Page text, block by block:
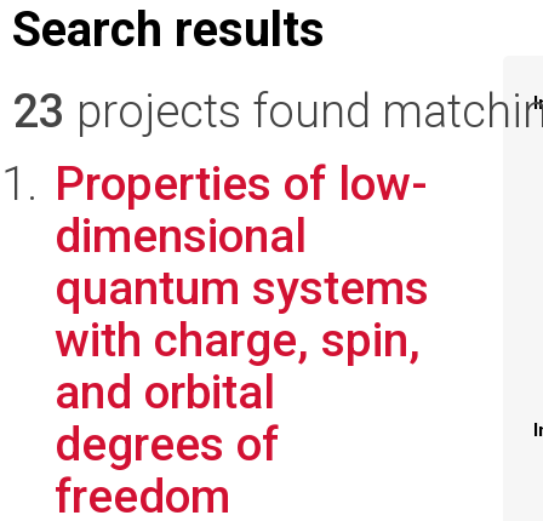
Search results
23 projects found
Properties of low-
dimensional
quantum systems
with charge, spin,
and orbital
degrees of
freedom